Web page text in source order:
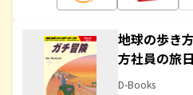
地球の歩き
方社員の旅
D-Books